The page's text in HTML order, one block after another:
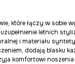
które łączy w sobie
letnich
i materiału
dodają blasku
komfortowi noszenia